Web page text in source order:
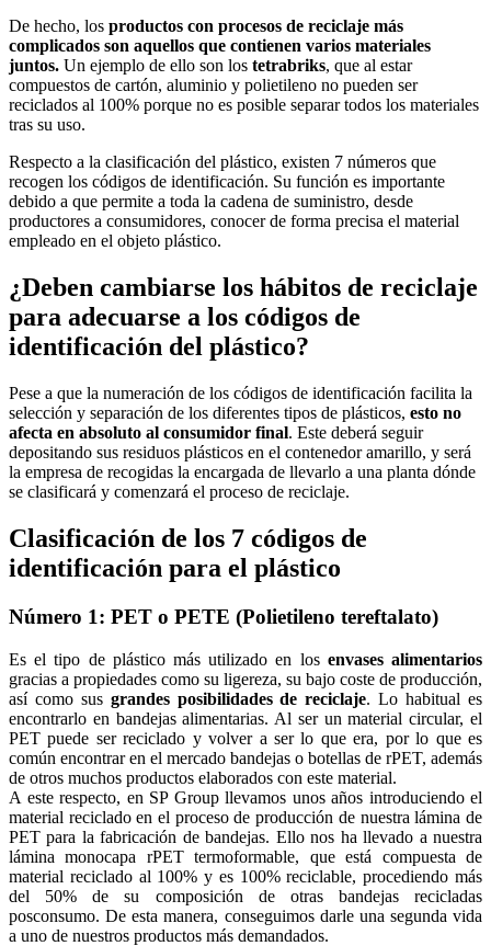
De hecho, los productos con procesos de reciclaje más
complicados son aquellos que contienen varios materiales
juntos. Un ejemplo de ello son los tetrabriks, que al estar
compuestos de cartón, aluminio y polietileno no pueden ser
reciclados al 100% porque no es posible separar todos los materiales
tras su uso.
Respecto a la clasificación del plástico, existen 7 números que
recogen los códigos de identificación. Su función es importante
debido a que permite a toda la cadena de suministro, desde
productores a consumidores, conocer de forma precisa el material
empleado en el objeto plástico.
¿Deben cambiarse los hábitos de reciclaje
para adecuarse a los códigos de
identificación del plástico?
Pese a que la numeración de los códigos de identificación facilita la
selección y separación de los diferentes tipos de plásticos, esto no
afecta en absoluto al consumidor final. Este deberá seguir
depositando sus residuos plásticos en el contenedor amarillo, y será
la empresa de recogidas la encargada de llevarlo a una planta dónde
se clasificará y comenzará el proceso de reciclaje.
Clasificación de los 7 códigos de
identificación para el plástico
Número 1: PET o PETE (Polietileno tereftalato)
Es el tipo de plástico más utilizado en los envases alimentarios
gracias a propiedades como su ligereza, su bajo coste de producción,
así como susgrandes posibilidades de reciclaje. Lo habitual es
encontrarlo en bandejas alimentarias. Al ser un material circular, el
PET puede ser reciclado y volver a ser lo que era, por lo que es
común encontrar en el mercado bandejas o botellas de rPET, además
de otros muchos productos elaborados con este material.
A este respecto, en SP Group llevamos unos años introduciendo el
material reciclado en el proceso de producción de nuestra lámina de
PET para la fabricación de bandejas. Ello nos ha llevado a nuestra
lámina monocapa rPET termoformable, que está compuesta de
material reciclado al 100% y es 100% reciclable, procediendo más
del 50% de su composición de otras bandejas recicladas
posconsumo. De esta manera, conseguimos darle una segunda vida
a uno de nuestros productos más demandados.